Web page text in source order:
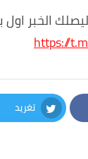
الخبر اول
https://
تغريد
Twitter